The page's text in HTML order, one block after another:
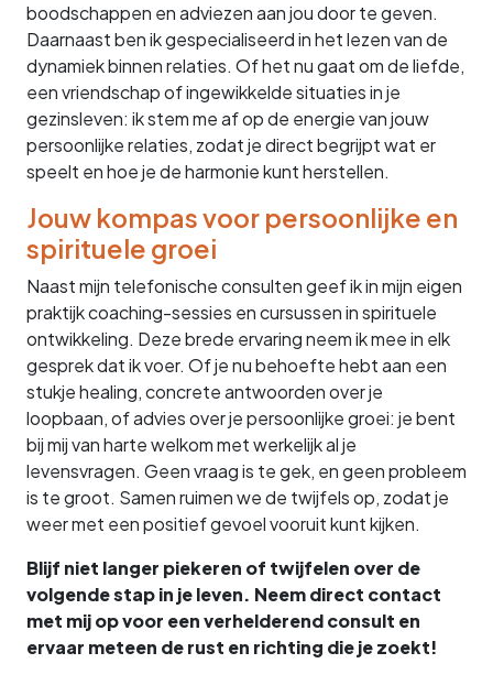
boodschappen en adviezen aan jou door te geven.
Daarnaast ben ik gespecialiseerd in het lezen van de
dynamiek binnen relaties. Of het nu gaat om de liefde,
een vriendschap of ingewikkelde situaties in je
gezinsleven: ik stem me af op de energie van jouw
persoonlijke relaties, zodat je direct begrijpt wat er
speelt en hoe je de harmonie kunt herstellen.
Jouw kompas voor persoonlijke en
spirituele groei
Naast mijn telefonische consulten geef ik in mijn eigen
praktijk coaching-sessies en cursussen in spirituele
ontwikkeling. Deze brede ervaring neem ik mee in elk
gesprek dat ik voer. Of je nu behoefte hebt aan een
stukje healing, concrete antwoorden over je
loopbaan, of advies over je persoonlijke groei: je bent
bij mij van harte welkom met werkelijk al je
levensvragen. Geen vraag is te gek, en geen probleem
is te groot. Samen ruimen we de twijfels op, zodat je
weer met een positief gevoel vooruit kunt kijken.
Blijf niet langer piekeren of twijfelen over de
volgende stap in je leven. Neem direct contact
met mij op voor een verhelderend consult en
ervaar meteen de rust en richting die je zoekt!